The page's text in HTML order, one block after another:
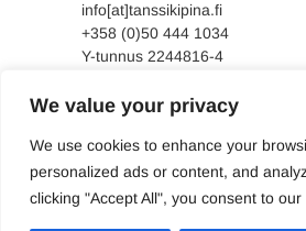
We value your privacy
We use cookies to enhance your
personalized ads or content, and
clicking "Accept All", you consent to
info[at]tanssikipina.fi
+358 (0)50 444 1034
Y-tunnus 2244816-4